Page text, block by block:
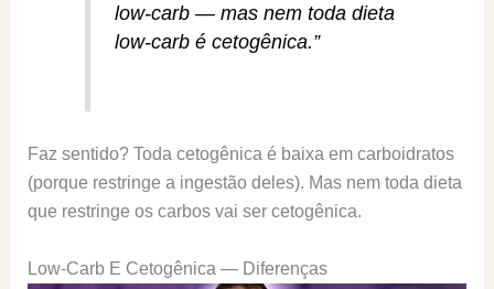
low-carb — mas nem toda dieta
low-carb é cetogênica.”
Faz sentido? Toda cetogênica é baixa em carboidratos
(porque restringe a ingestão deles). Mas nem toda dieta
que restringe os carbos vai ser cetogênica.
Low-Carb E Cetogênica — Diferenças